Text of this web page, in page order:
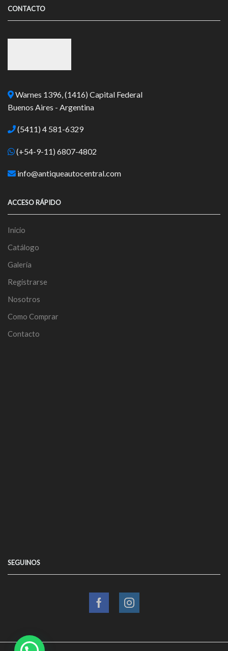
CONTACTO
Warnes 1396, (1416) Capital Federal
Buenos Aires - Argentina
(5411) 4 581-6329
(+54-9-11) 6807-4802
info@antiqueautocentral.com
ACCESO RÁPIDO
Inicio
Catálogo
Galería
Registrarse
Nosotros
Como Comprar
Contacto
SEGUINOS
FacebookInstagram